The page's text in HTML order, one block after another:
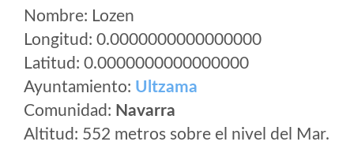
Nombre: Lozen
Longitud: 0.0000000000000000
Latitud: 0.0000000000000000
Ayuntamiento: Ultzama
Comunidad: Navarra
Altitud: 552 metros sobre el nivel del Mar.